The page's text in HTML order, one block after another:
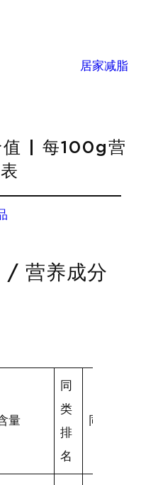
居家减脂
值 | 每100g营
/ 营养成分
量
同
类
排
名
同类均值